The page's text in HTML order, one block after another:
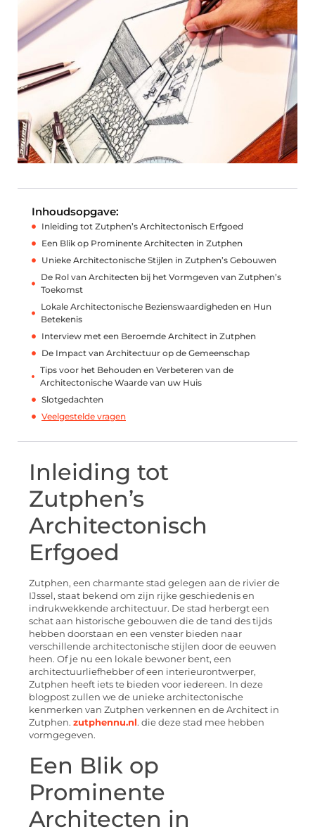
Inhoudsopgave:
Inleiding tot Zutphen’s Architectonisch Erfgoed
Een Blik op Prominente Architecten in Zutphen
Unieke Architectonische Stijlen in Zutphen’s Gebouwen
De Rol van Architecten bij het Vormgeven van Zutphen’s
Toekomst
Lokale Architectonische Bezienswaardigheden en Hun
Betekenis
Interview met een Beroemde Architect in Zutphen
De Impact van Architectuur op de Gemeenschap
Tips voor het Behouden en Verbeteren van de
Architectonische Waarde van uw Huis
Slotgedachten
Veelgestelde vragen
Inleiding tot
Zutphen’s
Architectonisch
Erfgoed
Zutphen, een charmante stad gelegen aan de rivier de
IJssel, staat bekend om zijn rijke geschiedenis en
indrukwekkende architectuur. De stad herbergt een
schat aan historische gebouwen die de tand des tijds
hebben doorstaan en een venster bieden naar
verschillende architectonische stijlen door de eeuwen
heen. Of je nu een lokale bewoner bent, een
architectuurliefhebber of een interieurontwerper,
Zutphen heeft iets te bieden voor iedereen. In deze
blogpost zullen we de unieke architectonische
kenmerken van Zutphen verkennen en de Architect in
Zutphen. zutphennu.nl. die deze stad mee hebben
vormgegeven.
Een Blik op
Prominente
Architecten in